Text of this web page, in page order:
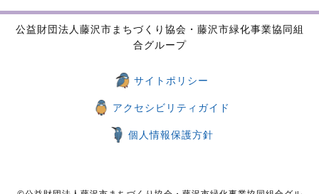
公益財団法人藤沢市まちづくり協会・藤沢市緑化事業協同組
合グループ
サイトポリシー
アクセシビリティガイド
個人情報保護方針